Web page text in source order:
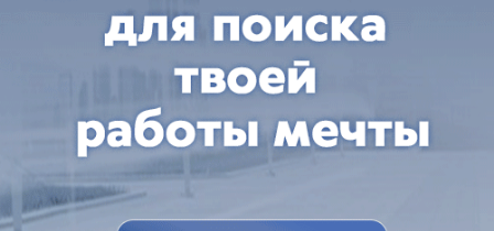
сегодня в 13:24
Общество
От притона до приговора: в Волжском
осудили организаторов салона с детской
проституцией